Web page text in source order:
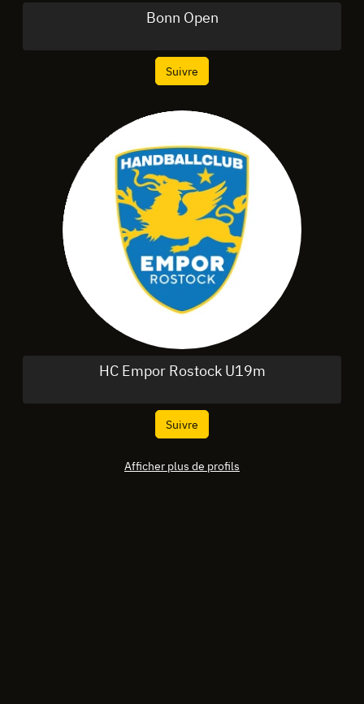
Bonn Open
Suivre
HC Empor Rostock U19m
Suivre
Afficher plus de profils